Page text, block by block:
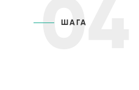
04
ШАГА